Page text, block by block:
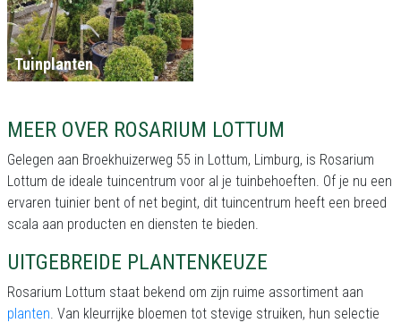
Tuinplanten
MEER OVER ROSARIUM LOTTUM
Gelegen aan Broekhuizerweg 55 in Lottum, Limburg, is Rosarium
Lottum de ideale tuincentrum voor al je tuinbehoeften. Of je nu een
ervaren tuinier bent of net begint, dit tuincentrum heeft een breed
scala aan producten en diensten te bieden.
UITGEBREIDE PLANTENKEUZE
Rosarium Lottum staat bekend om zijn ruime assortiment aan
planten. Van kleurrijke bloemen tot stevige struiken, hun selectie